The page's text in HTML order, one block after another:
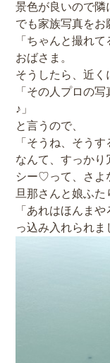
景色が良いので隣
でも家族写真をお
「ちゃんと撮れ
おばさま。
そうしたら、近く
「その人プロの
♪」
と言うので、
「そうね、そうす
なんて、すっか
シー♡って、さよ
旦那さんと娘ふた
「あれはほんま
っ込み入れられま